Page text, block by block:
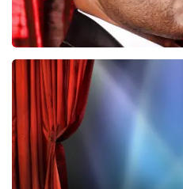
Don Omar
464 laatste 30 minuten
BESTEL NU